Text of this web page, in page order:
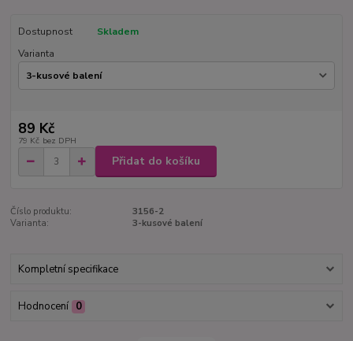
Dostupnost
Skladem
Varianta
89 Kč
79 Kč bez DPH
Přidat do košíku
Číslo produktu:
3156-2
Varianta:
3-kusové balení
Kompletní specifikace
Hodnocení 0